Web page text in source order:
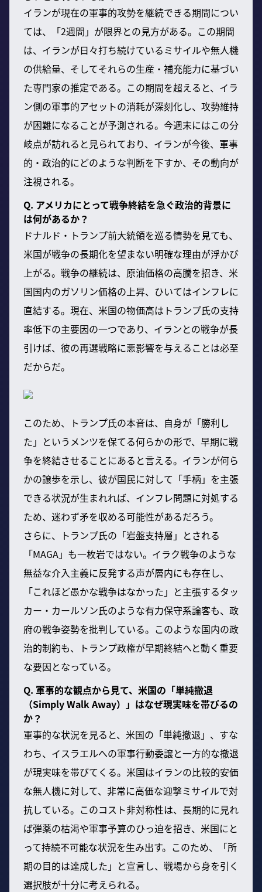
イランが現在の軍事的攻勢を継続できる期間につい
ては、「2週間」が限界との見方がある。この期間
は、イランが日々打ち続けているミサイルや無人機
の供給量、そしてそれらの生産・補充能力に基づい
た専門家の推定である。この期間を超えると、イラ
ン側の軍事的アセットの消耗が深刻化し、攻勢維持
が困難になることが予測される。今週末にはこの分
岐点が訪れると見られており、イランが今後、軍事
的・政治的にどのような判断を下すか、その動向が
注視される。
Q. アメリカにとって戦争終結を急ぐ政治的背景に
は何があるか？
ドナルド・トランプ前大統領を巡る情勢を見ても、
米国が戦争の長期化を望まない明確な理由が浮かび
上がる。戦争の継続は、原油価格の高騰を招き、米
国国内のガソリン価格の上昇、ひいてはインフレに
直結する。現在、米国の物価高はトランプ氏の支持
率低下の主要因の一つであり、イランとの戦争が長
引けば、彼の再選戦略に悪影響を与えることは必至
だからだ。
このため、トランプ氏の本音は、自身が「勝利し
た」というメンツを保てる何らかの形で、早期に戦
争を終結させることにあると言える。イランが何ら
かの譲歩を示し、彼が国民に対して「手柄」を主張
できる状況が生まれれば、インフレ問題に対処する
ため、迷わず矛を収める可能性があるだろう。
さらに、トランプ氏の「岩盤支持層」とされる
「MAGA」も一枚岩ではない。イラク戦争のような
無益な介入主義に反発する声が層内にも存在し、
「これほど愚かな戦争はなかった」と主張するタッ
カー・カールソン氏のような有力保守系論客も、政
府の戦争姿勢を批判している。このような国内の政
治的制約も、トランプ政権が早期終結へと動く重要
な要因となっている。
Q. 軍事的な観点から見て、米国の「単純撤退
（Simply Walk Away）」はなぜ現実味を帯びるの
か？
軍事的な状況を見ると、米国の「単純撤退」、すな
わち、イスラエルへの軍事行動委譲と一方的な撤退
が現実味を帯びてくる。米国はイランの比較的安価
な無人機に対して、非常に高価な迎撃ミサイルで対
抗している。このコスト非対称性は、長期的に見れ
ば弾薬の枯渇や軍事予算のひっ迫を招き、米国にと
って持続不可能な状況を生み出す。このため、「所
期の目的は達成した」と宣言し、戦場から身を引く
選択肢が十分に考えられる。